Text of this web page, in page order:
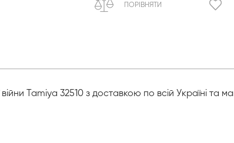
ПОРІВНЯТИ
війни Tamiya 32510 з доставкою по всій Україні та